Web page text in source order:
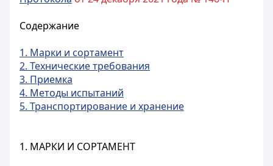
Содержание
1. Марки и сортамент
2. Технические требования
3. Приемка
4. Методы испытаний
5. Транспортирование и хранение
1. МАРКИ И СОРТАМЕНТ